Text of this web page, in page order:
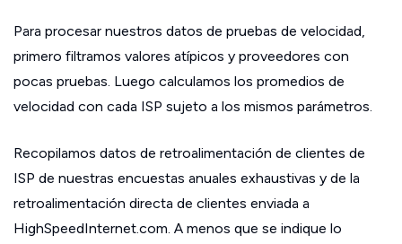
Para procesar nuestros datos de pruebas de velocidad,
primero filtramos valores atípicos y proveedores con
pocas pruebas. Luego calculamos los promedios de
velocidad con cada ISP sujeto a los mismos parámetros.
Recopilamos datos de retroalimentación de clientes de
ISP de nuestras encuestas anuales exhaustivas y de la
retroalimentación directa de clientes enviada a
HighSpeedInternet.com. A menos que se indique lo